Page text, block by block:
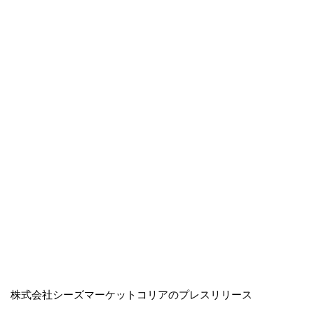
株式会社シーズマーケットコリアのプレスリリース